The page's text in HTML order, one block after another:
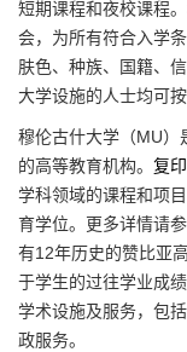
短期课程和夜校课程
会，为所有符合入学
肤色、种族、国籍、
大学设施的人士均可
穆伦古什大学（MU）
的高等教育机构。 复
学科领域的课程和项
育学位。更多详情请
有12年历史的赞比亚
于学生的过往学业成
学术设施及服务，包
政服务。